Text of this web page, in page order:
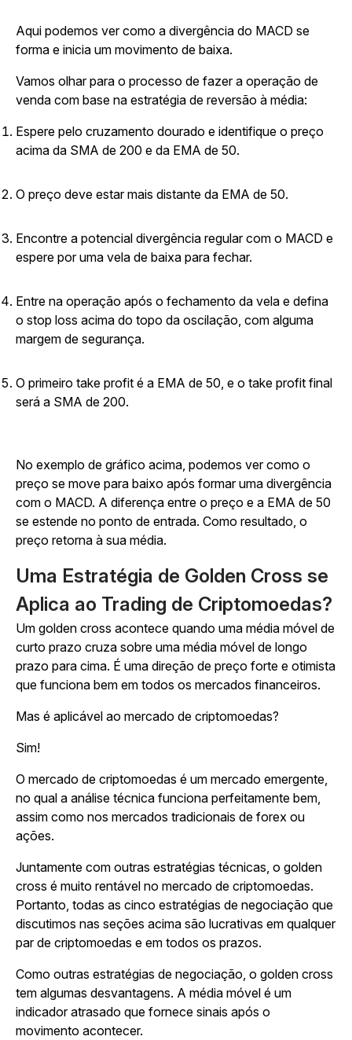
Aqui podemos ver como a divergência do MACD se
forma e inicia um movimento de baixa.
Vamos olhar para o processo de fazer a operação de
venda com base na estratégia de reversão à média:
Espere pelo cruzamento dourado e identifique o preço
acima da SMA de 200 e da EMA de 50.
O preço deve estar mais distante da EMA de 50.
Encontre a potencial divergência regular com o MACD e
espere por uma vela de baixa para fechar.
Entre na operação após o fechamento da vela e defina
o stop loss acima do topo da oscilação, com alguma
margem de segurança.
O primeiro take profit é a EMA de 50, e o take profit final
será a SMA de 200.
No exemplo de gráfico acima, podemos ver como o
preço se move para baixo após formar uma divergência
com o MACD. A diferença entre o preço e a EMA de 50
se estende no ponto de entrada. Como resultado, o
preço retorna à sua média.
Uma Estratégia de Golden Cross se
Aplica ao Trading de Criptomoedas?
Um golden cross acontece quando uma média móvel de
curto prazo cruza sobre uma média móvel de longo
prazo para cima. É uma direção de preço forte e otimista
que funciona bem em todos os mercados financeiros.
Mas é aplicável ao mercado de criptomoedas?
Sim!
O mercado de criptomoedas é um mercado emergente,
no qual a análise técnica funciona perfeitamente bem,
assim como nos mercados tradicionais de forex ou
ações.
Juntamente com outras estratégias técnicas, o golden
cross é muito rentável no mercado de criptomoedas.
Portanto, todas as cinco estratégias de negociação que
discutimos nas seções acima são lucrativas em qualquer
par de criptomoedas e em todos os prazos.
Como outras estratégias de negociação, o golden cross
tem algumas desvantagens. A média móvel é um
indicador atrasado que fornece sinais após o
movimento acontecer.